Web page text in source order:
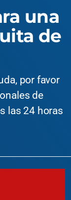
una
de
por favor
de
las 24 horas